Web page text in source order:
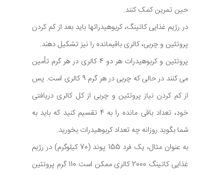
حین تمرین کمک کنند.
در رژیم غذایی کاتینگ، کربوهیدراتها باید بعد از کم کردن
پروتئین و چربی، کالری باقیمانده را نیز تشکیل دهند.
پروتئین و کربوهیدرات هر دو 4 کالری در هر گرم تأمین
می کنند در حالی که چربی در هر گرم 9 کالری است. پس
از کم کردن نیاز پروتئین و چربی از کل کالری دریافتی
خود، تعداد باقی مانده را به 4 تقسیم کنید که باید به
شما بگوید روزانه چه تعداد کربوهیدرات بخورید.
به عنوان مثال، یک فرد 155 پوند (70 کیلوگرم) در رژیم
غذایی کاتینگ 2000 کالری ممکن است 110 گرم پروتئین